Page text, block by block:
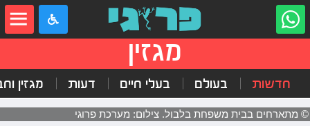
מגזין
חדשות בעולם בעלי חיים דעות מגזין
© מתארחים בבית משפחת בלבול. צילום: מערכת פרוגי